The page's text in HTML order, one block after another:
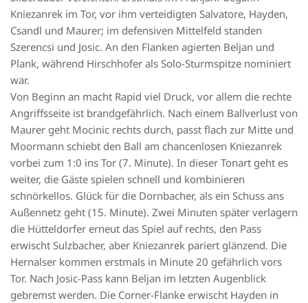
Kniezanrek im Tor, vor ihm verteidigten Salvatore, Hayden,
Csandl und Maurer; im defensiven Mittelfeld standen
Szerencsi und Josic. An den Flanken agierten Beljan und
Plank, während Hirschhofer als Solo-Sturmspitze nominiert
war.
Von Beginn an macht Rapid viel Druck, vor allem die rechte
Angriffsseite ist brandgefährlich. Nach einem Ballverlust von
Maurer geht Mocinic rechts durch, passt flach zur Mitte und
Moormann schiebt den Ball am chancenlosen Kniezanrek
vorbei zum 1:0 ins Tor (7. Minute). In dieser Tonart geht es
weiter, die Gäste spielen schnell und kombinieren
schnörkellos. Glück für die Dornbacher, als ein Schuss ans
Außennetz geht (15. Minute). Zwei Minuten später verlagern
die Hütteldorfer erneut das Spiel auf rechts, den Pass
erwischt Sulzbacher, aber Kniezanrek pariert glänzend. Die
Hernalser kommen erstmals in Minute 20 gefährlich vors
Tor. Nach Josic-Pass kann Beljan im letzten Augenblick
gebremst werden. Die Corner-Flanke erwischt Hayden in